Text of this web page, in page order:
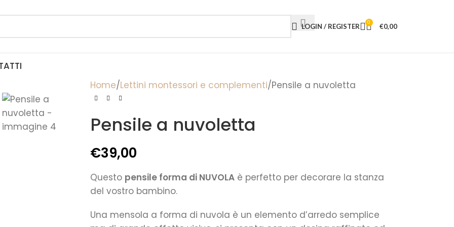
LOGIN / REGISTER 0 €0,00
Home Lettini montessori e complementi Pensile a nuvoletta
Pensile a nuvoletta
€39,00
Questo pensile forma di NUVOLAè perfetto per decorare la stanza
del vostro bambino.
Una mensola a forma di nuvola è un elemento d’arredo semplice